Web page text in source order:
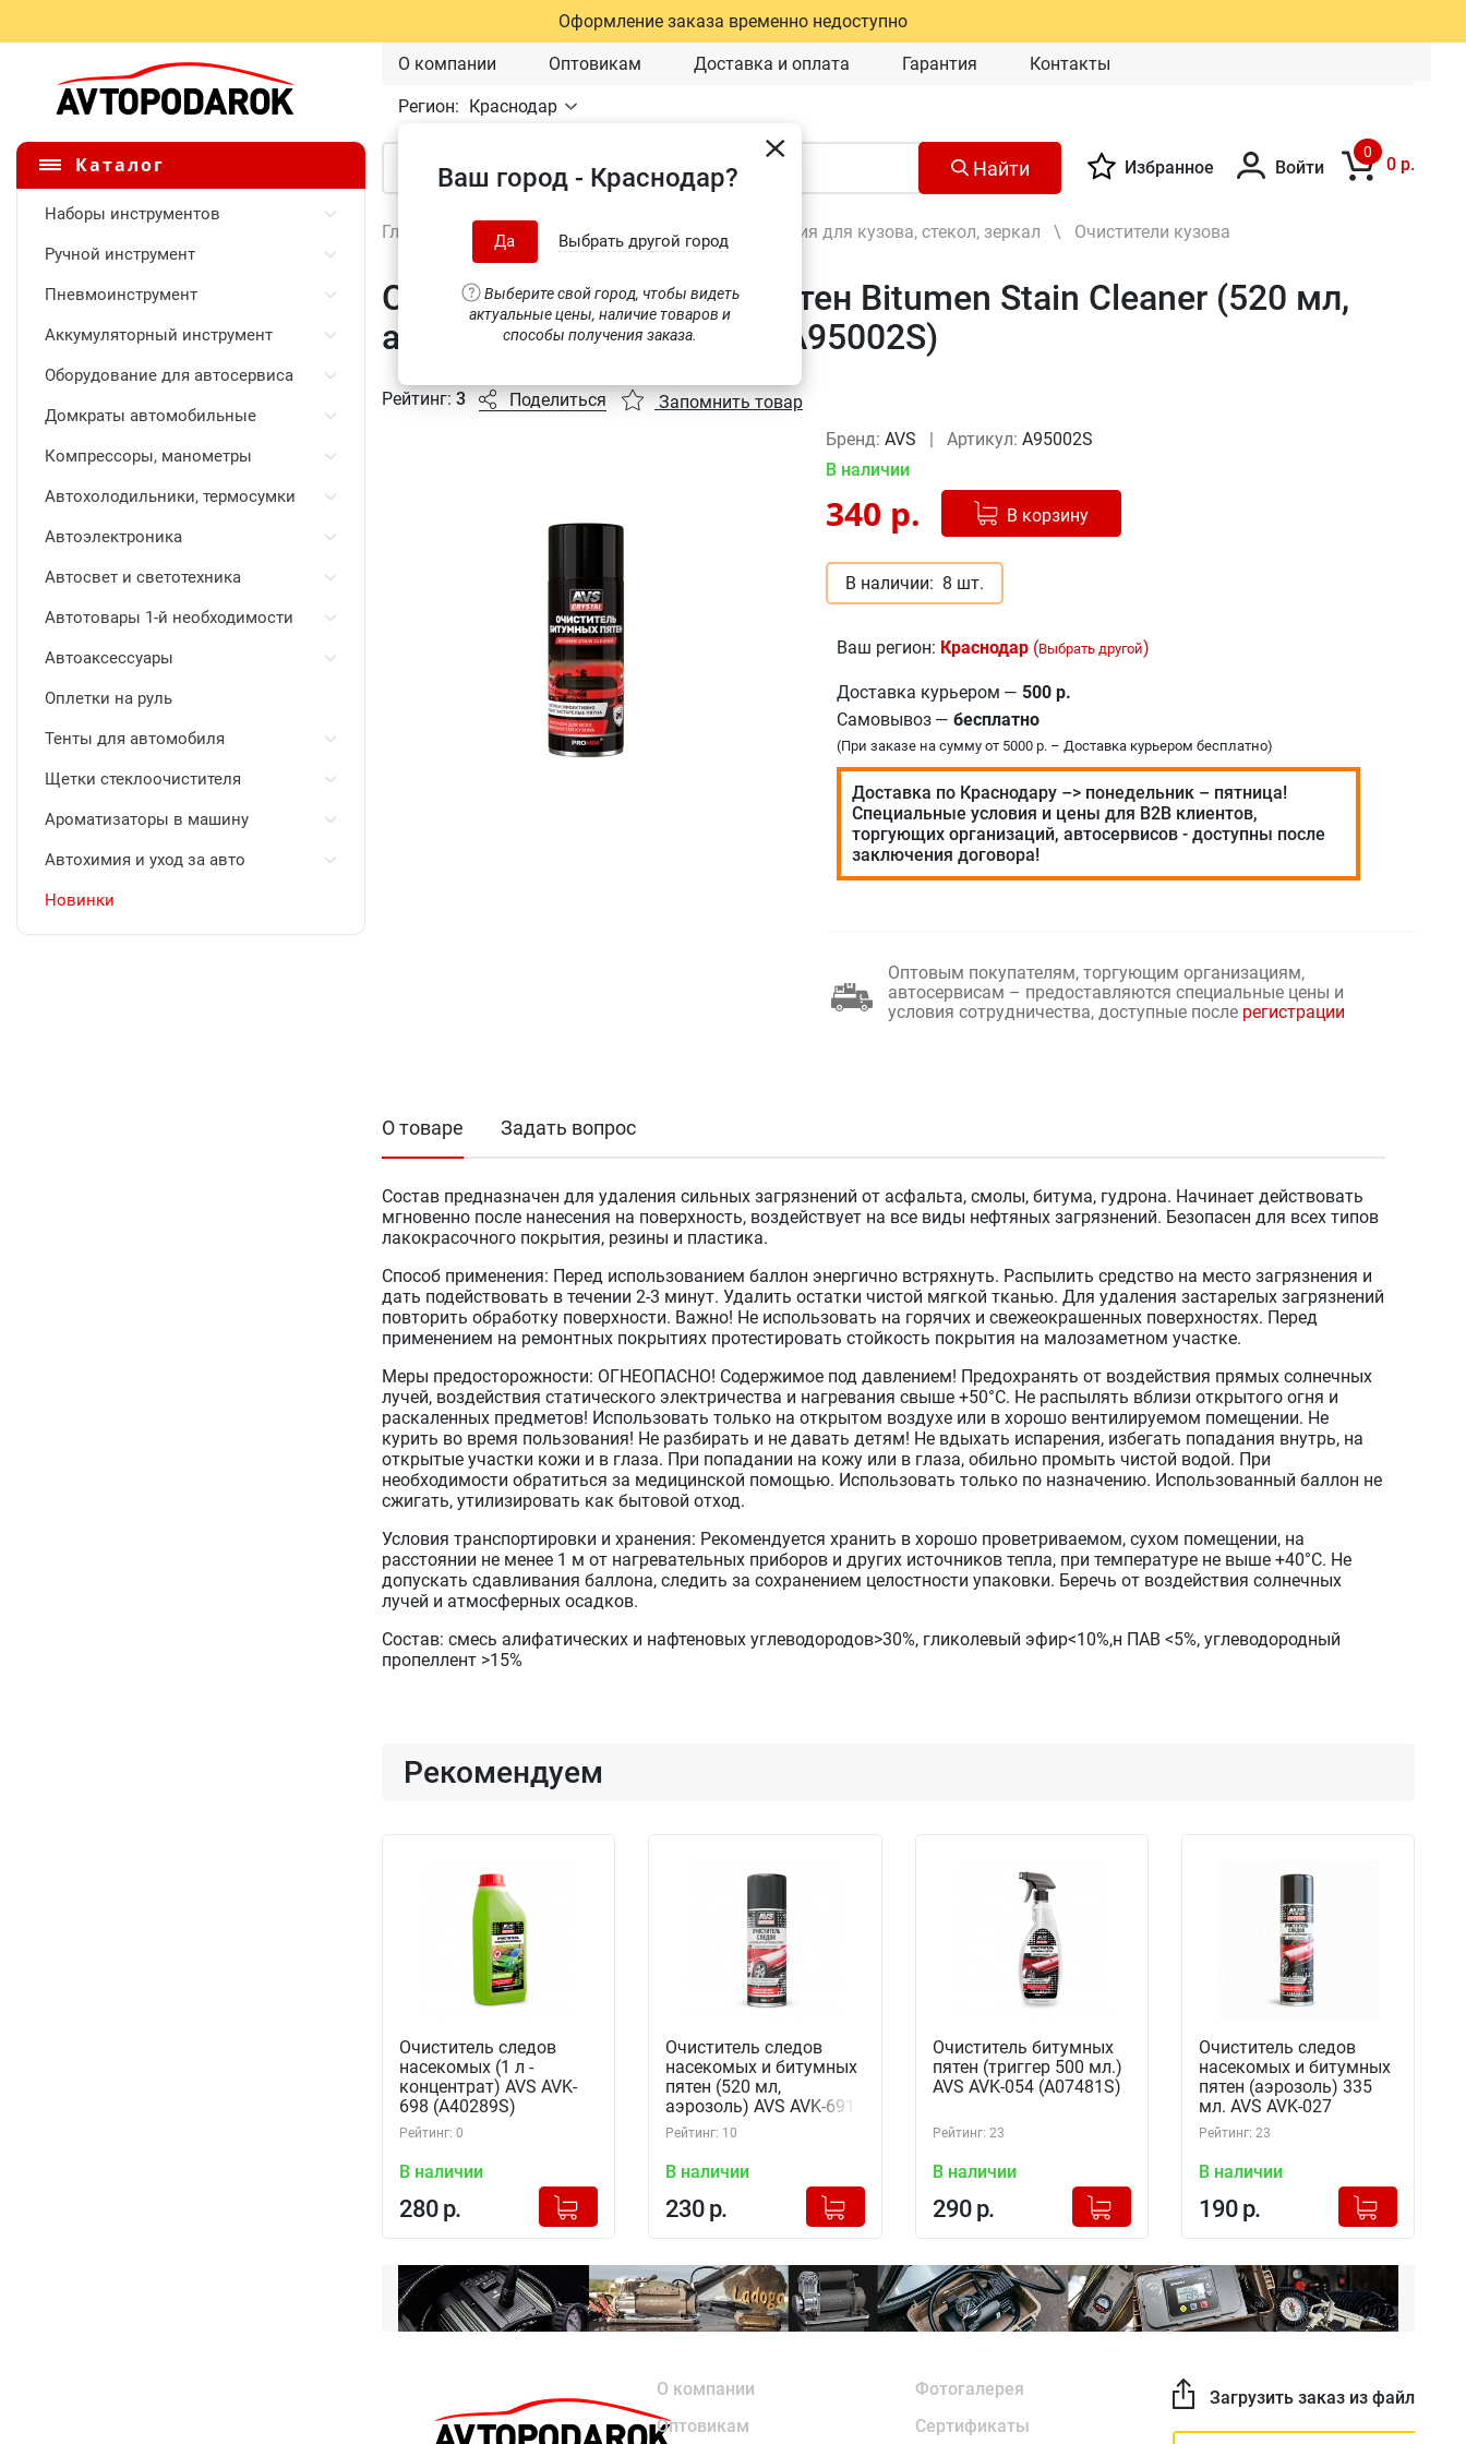
Оформление заказа временно недоступно
О компании Оптовикам Доставка и оплата Гарантия Контакты
Регион: Краснодар
Ваш город - Краснодар?
Да Выбрать другой город
Выберите свой город, чтобы видеть
актуальные цены, наличие товаров и
способы получения заказа.
Каталог
Наборы инструментов
Ручной инструмент
Пневмоинструмент
Аккумуляторный инструмент
Оборудование для автосервиса
Домкраты автомобильные
Компрессоры, манометры
Автохолодильники, термосумки
Автоэлектроника
Автосвет и светотехника
Автотовары 1-й необходимости
Автоаксессуары
Оплетки на руль
Тенты для автомобиля
Щетки стеклоочистителя
Ароматизаторы в машину
Автохимия и уход за авто
Новинки
Найти Избранное Войти
0
0 р.
Главная Автохимия и уход за авто Автохимия для кузова, стекол, зеркал \ Очистители кузова
Очиститель битумных пятен Bitumen Stain Cleaner (520 мл,
аэрозоль) AVS AVK-959 (A95002S)
Рейтинг:3 Поделиться
Запомнить товар
Бренд: AVS |Артикул: A95002S
В наличии
340 р. В корзину+
Добавлено в корзину
В наличии: 8 шт.
Ваш регион: Краснодар (Выбрать другой)
Доставка курьером — 500 р.
Самовывоз —бесплатно
(При заказе на сумму от 5000 р. – Доставка курьером бесплатно)
Доставка по Краснодару –> понедельник – пятница!
Специальные условия и цены для В2В клиентов,
торгующих организаций, автосервисов - доступны после
заключения договора!
Оптовым покупателям, торгующим организациям,
автосервисам – предоставляются специальные цены и
условия сотрудничества, доступные после регистрации
О товаре Задать вопрос
Состав предназначен для удаления сильных загрязнений от асфальта, смолы, битума, гудрона. Начинает действовать
мгновенно после нанесения на поверхность, воздействует на все виды нефтяных загрязнений. Безопасен для всех типов
лакокрасочного покрытия, резины и пластика.
Способ применения: Перед использованием баллон энергично встряхнуть. Распылить средство на место загрязнения и
дать подействовать в течении 2-3 минут. Удалить остатки чистой мягкой тканью. Для удаления застарелых загрязнений
повторить обработку поверхности. Важно! Не использовать на горячих и свежеокрашенных поверхностях. Перед
применением на ремонтных покрытиях протестировать стойкость покрытия на малозаметном участке.
Меры предосторожности: ОГНЕОПАСНО! Содержимое под давлением! Предохранять от воздействия прямых солнечных
лучей, воздействия статического электричества и нагревания свыше +50°С. Не распылять вблизи открытого огня и
раскаленных предметов! Использовать только на открытом воздухе или в хорошо вентилируемом помещении. Не
курить во время пользования! Не разбирать и не давать детям! Не вдыхать испарения, избегать попадания внутрь, на
открытые участки кожи и в глаза. При попадании на кожу или в глаза, обильно промыть чистой водой. При
необходимости обратиться за медицинской помощью. Использовать только по назначению. Использованный баллон не
сжигать, утилизировать как бытовой отход.
Условия транспортировки и хранения: Рекомендуется хранить в хорошо проветриваемом, сухом помещении, на
расстоянии не менее 1 м от нагревательных приборов и других источников тепла, при температуре не выше +40°С. Не
допускать сдавливания баллона, следить за сохранением целостности упаковки. Беречь от воздействия солнечных
лучей и атмосферных осадков.
Состав: смесь алифатических и нафтеновых углеводородов>30%, гликолевый эфир<10%,н ПАВ <5%, углеводородный
пропеллент >15%
Рекомендуем
Очиститель следов
насекомых (1 л -
концентрат) AVS AVK-
698 (A40289S)
Рейтинг: 0
В наличии
280 р.
+
Добавлено в корзину
Очиститель следов
насекомых и битумных
пятен (520 мл,
аэрозоль) AVS AVK-691
Рейтинг: 10
В наличии
230 р.
+
Добавлено в корзину
Очиститель битумных
пятен (триггер 500 мл.)
AVS AVK-054 (A07481S)
Рейтинг: 23
В наличии
290 р.
+
Добавлено в корзину
Очиститель следов
насекомых и битумных
пятен (аэрозоль) 335
мл. AVS AVK-027
Рейтинг: 23
В наличии
190 р.
+
Добавлено в корзину
О компании
Оптовикам
Фотогалерея
Сертификаты
Загрузить заказ из файла